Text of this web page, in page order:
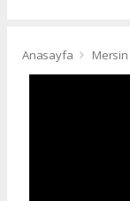
Anasayfa Mersin